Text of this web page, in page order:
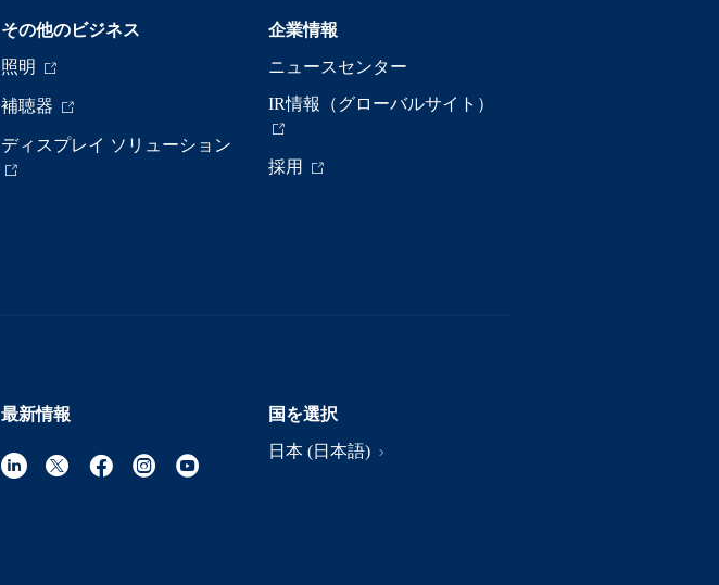
その他のビジネス
照明
補聴器
ディスプレイ ソリューション
企業情報
ニュースセンター
IR情報（グローバルサイト）
採用
最新情報
国を選択
日本 (日本語)